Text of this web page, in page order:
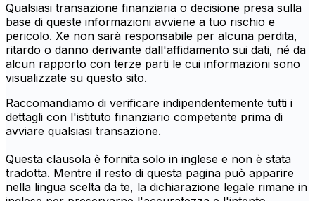
Qualsiasi transazione finanziaria o decisione presa sulla
base di queste informazioni avviene a tuo rischio e
pericolo. Xe non sarà responsabile per alcuna perdita,
ritardo o danno derivante dall'affidamento sui dati, né da
alcun rapporto con terze parti le cui informazioni sono
visualizzate su questo sito.
Raccomandiamo di verificare indipendentemente tutti i
dettagli con l'istituto finanziario competente prima di
avviare qualsiasi transazione.
Questa clausola è fornita solo in inglese e non è stata
tradotta. Mentre il resto di questa pagina può apparire
nella lingua scelta da te, la dichiarazione legale rimane in